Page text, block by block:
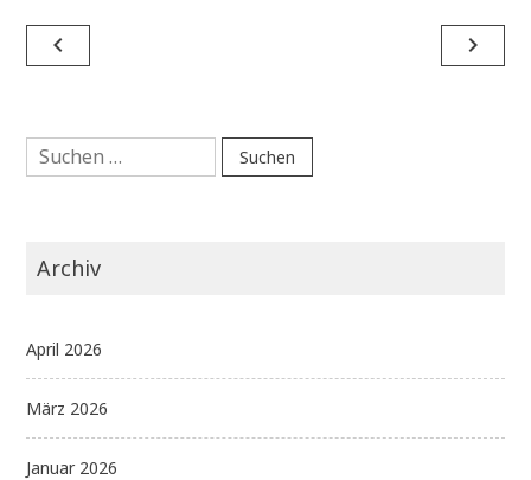
Beitragsnavigation
navigate_before navigate_next
Suchen
nach:
Archiv
April 2026
März 2026
Januar 2026